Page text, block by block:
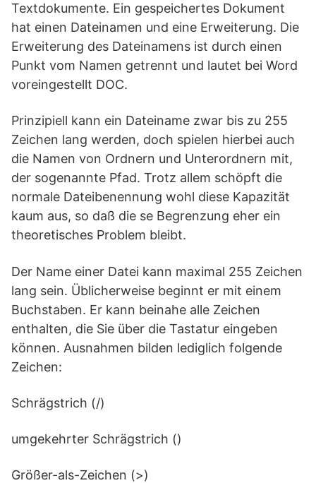
Textdokumente. Ein gespeichertes Dokument
hat einen Dateinamen und eine Erweiterung. Die
Erweiterung des Dateinamens ist durch einen
Punkt vom Namen getrennt und lautet bei Word
voreingestellt DOC.
Prinzipiell kann ein Dateiname zwar bis zu 255
Zeichen lang werden, doch spielen hierbei auch
die Namen von Ordnern und Unterordnern mit,
der sogenannte Pfad. Trotz allem schöpft die
normale Dateibenennung wohl diese Kapazität
kaum aus, so daß die se Begrenzung eher ein
theoretisches Problem bleibt.
Der Name einer Datei kann maximal 255 Zeichen
lang sein. Üblicherweise beginnt er mit einem
Buchstaben. Er kann beinahe alle Zeichen
enthalten, die Sie über die Tastatur eingeben
können. Ausnahmen bilden lediglich folgende
Zeichen:
Schrägstrich (/)
umgekehrter Schrägstrich ()
Größer-als-Zeichen (>)